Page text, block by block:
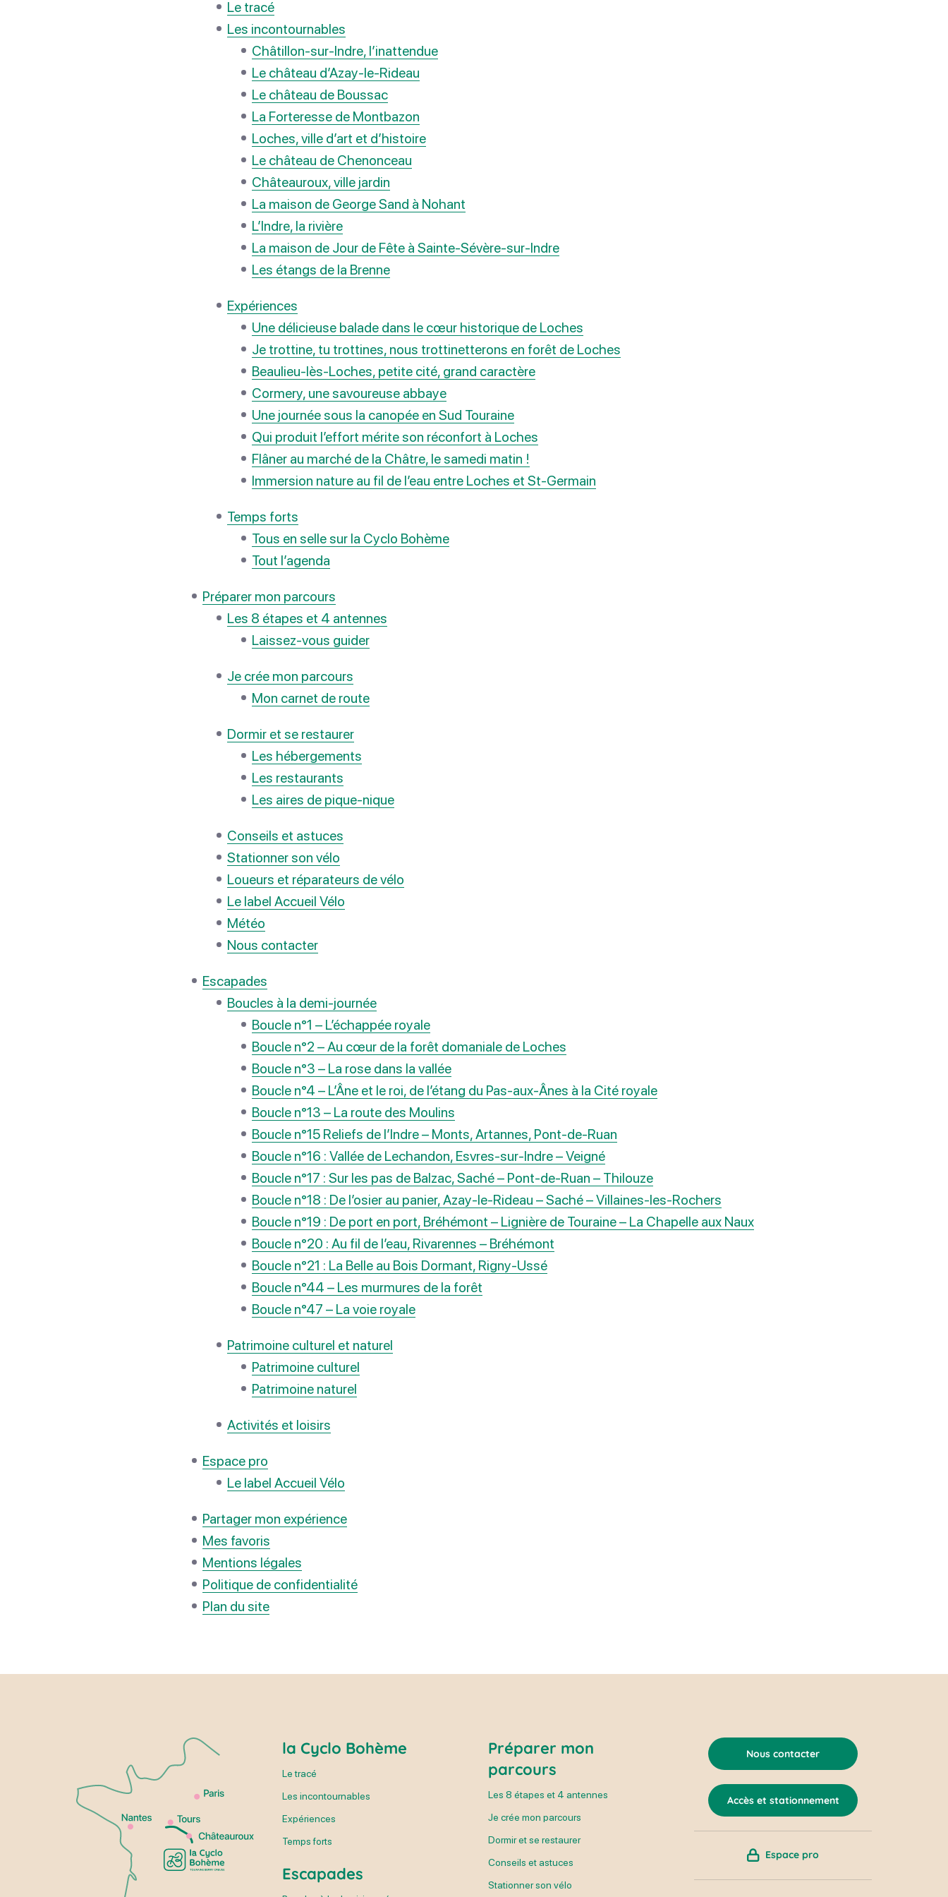
Le tracé
Les incontournables
Châtillon-sur-Indre, l’inattendue
Le château d’Azay-le-Rideau
Le château de Boussac
La Forteresse de Montbazon
Loches, ville d’art et d’histoire
Le château de Chenonceau
Châteauroux, ville jardin
La maison de George Sand à Nohant
L’Indre, la rivière
La maison de Jour de Fête à Sainte-Sévère-sur-Indre
Les étangs de la Brenne
Expériences
Une délicieuse balade dans le cœur historique de Loches
Je trottine, tu trottines, nous trottinetterons en forêt de Loches
Beaulieu-lès-Loches, petite cité, grand caractère
Cormery, une savoureuse abbaye
Une journée sous la canopée en Sud Touraine
Qui produit l’effort mérite son réconfort à Loches
Flâner au marché de la Châtre, le samedi matin !
Immersion nature au fil de l’eau entre Loches et St-Germain
Temps forts
Tous en selle sur la Cyclo Bohème
Tout l’agenda
Préparer mon parcours
Les 8 étapes et 4 antennes
Laissez-vous guider
Je crée mon parcours
Mon carnet de route
Dormir et se restaurer
Les hébergements
Les restaurants
Les aires de pique-nique
Conseils et astuces
Stationner son vélo
Loueurs et réparateurs de vélo
Le label Accueil Vélo
Météo
Nous contacter
Escapades
Boucles à la demi-journée
Boucle n°1 – L’échappée royale
Boucle n°2 – Au cœur de la forêt domaniale de Loches
Boucle n°3 – La rose dans la vallée
Boucle n°4 – L’Âne et le roi, de l’étang du Pas-aux-Ânes à la Cité royale
Boucle n°13 – La route des Moulins
Boucle n°15 Reliefs de l’Indre – Monts, Artannes, Pont-de-Ruan
Boucle n°16 : Vallée de Lechandon, Esvres-sur-Indre – Veigné
Boucle n°17 : Sur les pas de Balzac, Saché – Pont-de-Ruan – Thilouze
Boucle n°18 : De l’osier au panier, Azay-le-Rideau – Saché – Villaines-les-Rochers
Boucle n°19 : De port en port, Bréhémont – Lignière de Touraine – La Chapelle aux Naux
Boucle n°20 : Au fil de l’eau, Rivarennes – Bréhémont
Boucle n°21 : La Belle au Bois Dormant, Rigny-Ussé
Boucle n°44 – Les murmures de la forêt
Boucle n°47 – La voie royale
Patrimoine culturel et naturel
Patrimoine culturel
Patrimoine naturel
Activités et loisirs
Espace pro
Le label Accueil Vélo
Partager mon expérience
Mes favoris
Mentions légales
Politique de confidentialité
Plan du site
la Cyclo Bohème
Le tracé
Les incontournables
Expériences
Temps forts
Escapades
Préparer mon
parcours
Les 8 étapes et 4 antennes
Je crée mon parcours
Dormir et se restaurer
Conseils et astuces
Stationner son vélo
Nous contacter
Accès et stationnement
Espace pro